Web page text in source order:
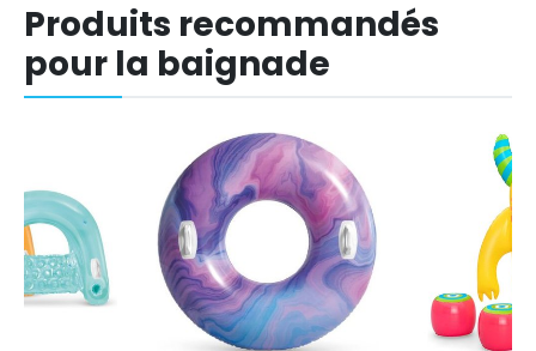
Produits recommandés
pour la baignade